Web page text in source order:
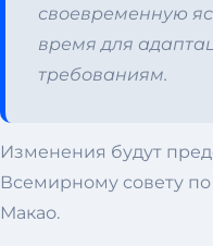
своевременную
время для
требованиям.
Изменения будут
Всемирному совету
Макао.